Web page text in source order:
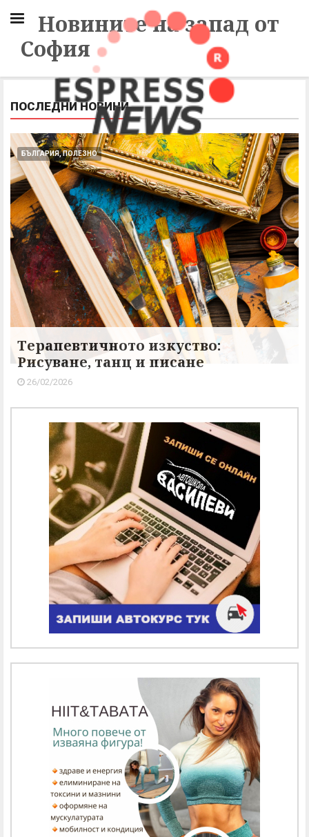
Новините на запад от
София
ПОСЛЕДНИ НОВИНИ
БЪЛГАРИЯ, ПОЛЕЗНО
Терапевтичното изкуство:
Рисуване, танц и писане
26/02/2026